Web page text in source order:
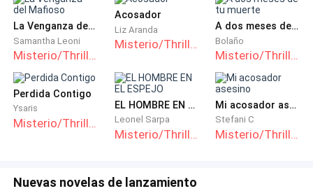
La Venganza del Mafioso
Samantha Leoni
Acosador
Liz Aranda A dos meses de tu muerte
Bolaño
Perdida Contigo
Ysaris EL HOMBRE EN EL ESPEJO
Leonel Sarpa
Mi acosador asesino
Stefani C
Nuevas novelas de lanzamiento